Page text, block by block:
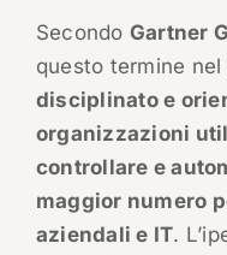
Secondo Gartner
questo termine
disciplinato e
organizzazioni
controllare e
maggior numero
aziendali e IT.